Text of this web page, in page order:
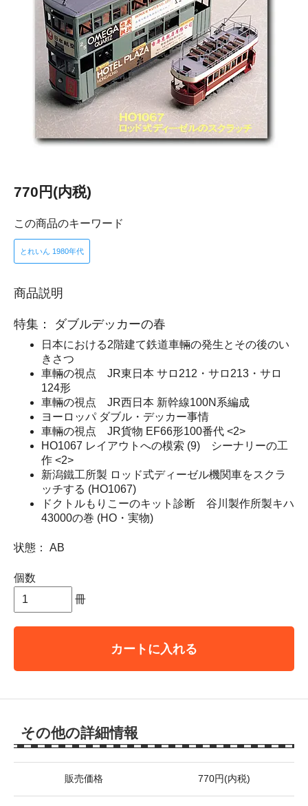
770円(内税)
この商品のキーワード
とれいん 1980年代
商品説明
特集： ダブルデッカーの春
日本における2階建て鉄道車輛の発生とその後のい
きさつ
車輛の視点 JR東日本 サロ212・サロ213・サロ
124形
車輛の視点 JR西日本 新幹線100N系編成
ヨーロッパ ダブル・デッカー事情
車輛の視点 JR貨物 EF66形100番代 <2>
HO1067 レイアウトへの模索 (9) シーナリーの工
作 <2>
新潟鐵工所製 ロッド式ディーゼル機関車をスクラ
ッチする (HO1067)
ドクトルもりこーのキット診断 谷川製作所製キハ
43000の巻 (HO・実物)
状態： AB
個数
冊
カートに入れる
その他の詳細情報
販売価格 770円(内税)